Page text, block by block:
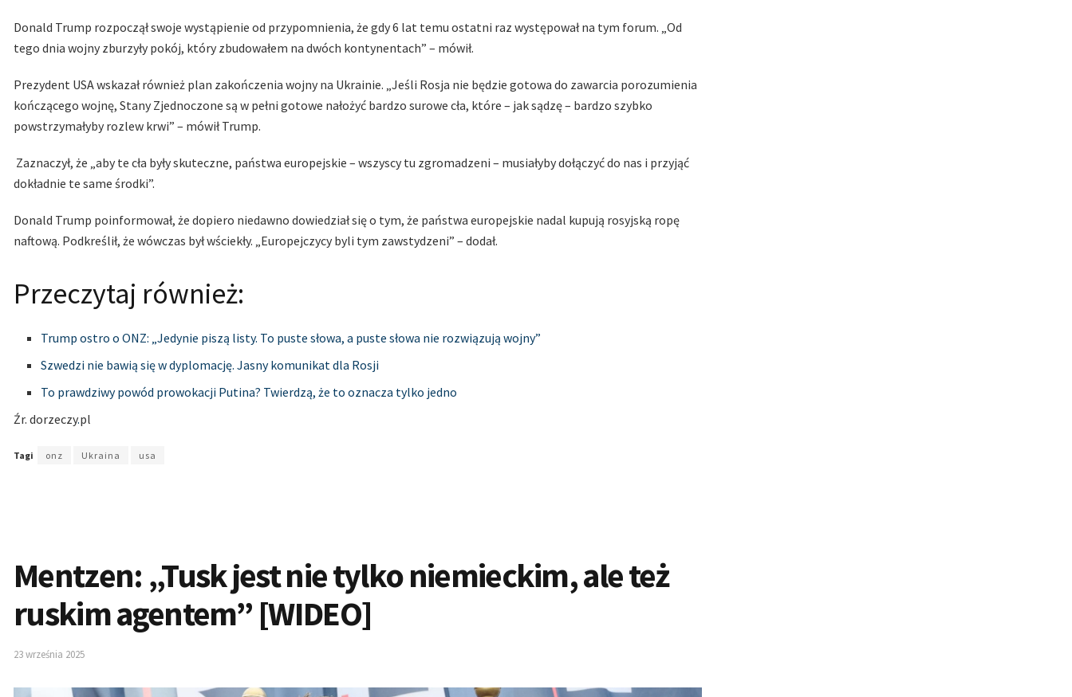
Donald Trump rozpoczął swoje wystąpienie od przypomnienia, że gdy 6 lat temu ostatni raz występował na tym forum. „Od
tego dnia wojny zburzyły pokój, który zbudowałem na dwóch kontynentach” – mówił.
Prezydent USA wskazał również plan zakończenia wojny na Ukrainie. „Jeśli Rosja nie będzie gotowa do zawarcia porozumienia
kończącego wojnę, Stany Zjednoczone są w pełni gotowe nałożyć bardzo surowe cła, które – jak sądzę – bardzo szybko
powstrzymałyby rozlew krwi” – mówił Trump.
Zaznaczył, że „aby te cła były skuteczne, państwa europejskie – wszyscy tu zgromadzeni – musiałyby dołączyć do nas i przyjąć
dokładnie te same środki”.
Donald Trump poinformował, że dopiero niedawno dowiedział się o tym, że państwa europejskie nadal kupują rosyjską ropę
naftową. Podkreślił, że wówczas był wściekły. „Europejczycy byli tym zawstydzeni” – dodał.
Przeczytaj również:
Trump ostro o ONZ: „Jedynie piszą listy. To puste słowa, a puste słowa nie rozwiązują wojny”
Szwedzi nie bawią się w dyplomację. Jasny komunikat dla Rosji
To prawdziwy powód prowokacji Putina? Twierdzą, że to oznacza tylko jedno
Źr. dorzeczy.pl
Tagi onz Ukraina usa
Mentzen: „Tusk jest nie tylko niemieckim, ale też
ruskim agentem” [WIDEO]
23 września 2025